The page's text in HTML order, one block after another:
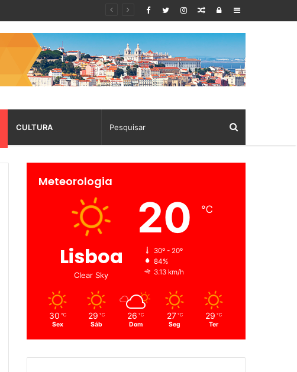
Sidebar
Log
Random
CULTURA
Meteorologia
Lisboa
Clear Sky
20 ℃
30º - 20º
84%
3.13 km/h
30 ℃
Sex
29 ℃
Sáb
26 ℃
Dom
27 ℃
Seg
29 ℃
Ter